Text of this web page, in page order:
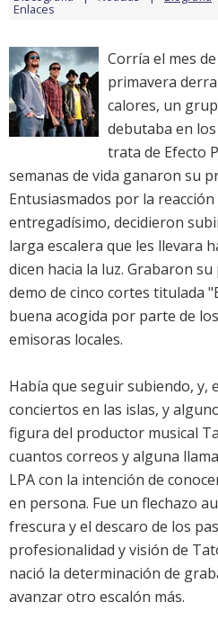
Enlaces
Corría el mes
primavera
calores, un
debutaba en los
trata de Efecto
semanas de vida ganaron su
Entusiasmados por la
entregadísimo, decidieron
larga escalera que les llevara
dicen hacia la luz. Grabaron
demo de cinco cortes titulada
buena acogida por parte de
emisoras locales.
Había que seguir subiendo, y,
conciertos en las islas, y
figura del productor musical
cuantos correos y alguna
LPA con la intención de
en persona. Fue un flechazo
frescura y el descaro de los
profesionalidad y visión de
nació la determinación de
avanzar otro escalón más.